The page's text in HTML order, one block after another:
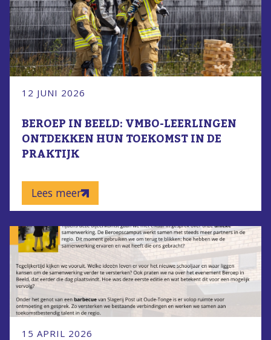
12 JUNI 2026
BEROEP IN BEELD: VMBO-LEERLINGEN
ONTDEKKEN HUN TOEKOMST IN DE
PRAKTIJK
Lees meer
15 APRIL 2026